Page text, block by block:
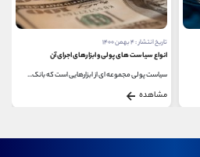
تاریخ انتشار : ۴ بهمن ۱۴۰۰
انواع سیاست های پولی و ابزارهای اجرای آن
سیاست پولی مجموعه ای از ابزارهایی است که بانک...
مشاهده